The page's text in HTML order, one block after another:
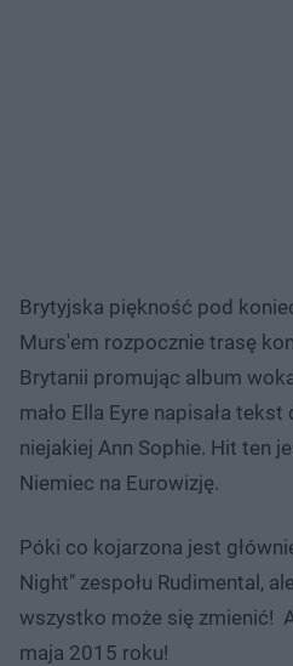
Brytyjska piękność pod
Murs'em rozpocznie trasę
Brytanii promując album
mało Ella Eyre napisała
niejakiej Ann Sophie. Hit ten
Niemiec na Eurowizję.
Póki co kojarzona jest
Night" zespołu Rudimental,
wszystko może się zmienić!
maja 2015 roku!